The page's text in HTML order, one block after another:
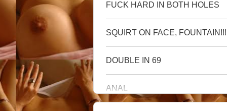
FUCK HARD IN BOTH HOLES
SQUIRT ON FACE, FOUNTAIN!!!
DOUBLE IN 69
ANAL